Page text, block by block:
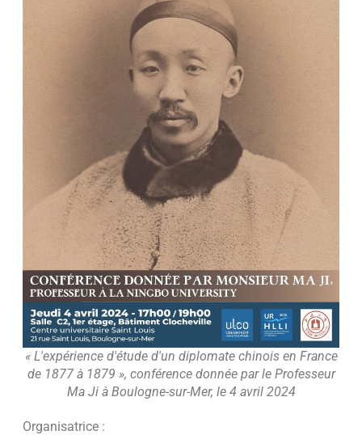
« L'expérience d'étude d'un diplomate chinois en France
de 1877 à 1879 », conférence donnée par le Professeur
Ma Ji à Boulogne-sur-Mer, le 4 avril 2024
Organisatrice :